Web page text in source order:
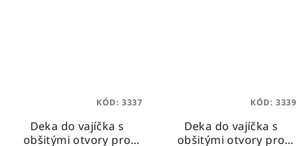
Deka do vajíčka s
obšitými otvory pro
KÓD: 3337
Deka do vajíčka s
obšitými otvory pro
KÓD: 3339